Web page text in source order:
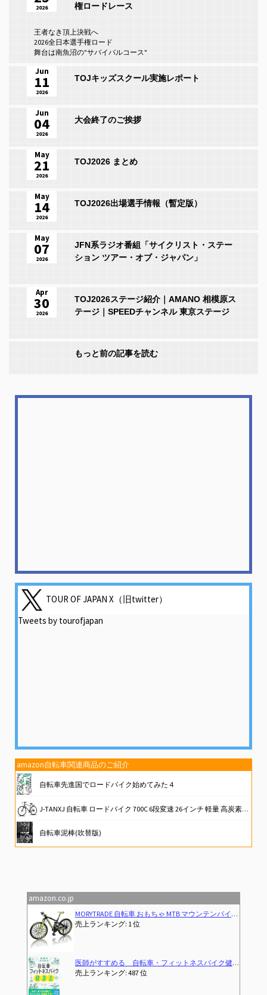
権ロードレース
王者なき頂上決戦へ
2026全日本選手権ロード
舞台は南魚沼の"サバイバルコース"
2026
TOJキッズスクール実施レポート
Jun
11
2026
大会終了のご挨拶
Jun
04
2026
TOJ2026 まとめ
May
21
2026
TOJ2026出場選手情報（暫定版）
May
14
2026
JFN系ラジオ番組「サイクリスト・ステー
ション ツアー・オブ・ジャパン」
May
07
2026
TOJ2026ステージ紹介｜AMANO 相模原ス
テージ｜SPEEDチャンネル 東京ステージ
Apr
30
2026
もっと前の記事を読む
TOUR OF JAPAN X（旧twitter）
Tweets by tourofjapan
amazon自転車関連商品のご紹介
自転車先進国でロードバイク始めてみた４
J-TANXJ 自転車 ロードバイク 700C 6段変速 26インチ 軽量 高炭素鋼フレーム クロスバイク ディスクブレーキ 泥除け完備 男女兼用 通勤 通学 旅行 街乗り サイクリング 10 (グレー)
自転車泥棒(吹替版)
amazon.co.jp
ダイキャスト ブラック/イエロー
ネスバイク健康法 (2025-12-29T00:00:01Z)
[自転車選手監修]RIVBOSサイクルグローブ サイクリング 自転車 ロードバイク グローブ 手袋 3D 立体 指切り gel入り 耐磨耗性 伸縮性 通気性 男女兼用 夏用
売上ランキング: 1 位
21Technology 自転車 クロスバイク CL266 マットブラック 700x28cタイヤ シマノ製6段変速ギヤ レボシフター フラットハンドルバー 前後キャリパーブレー
売上ランキング: 1 位
Previous Next